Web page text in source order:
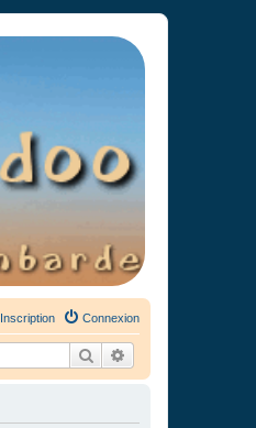
Connexion
Inscription
Rechercher